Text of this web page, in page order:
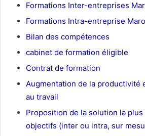
Formations Inter-entreprises
Formations Intra-entreprise
Bilan des compétences
cabinet de formation éligible
Contrat de formation
Augmentation de la productivité
au travail
Proposition de la solution la plus
objectifs (inter ou intra, sur